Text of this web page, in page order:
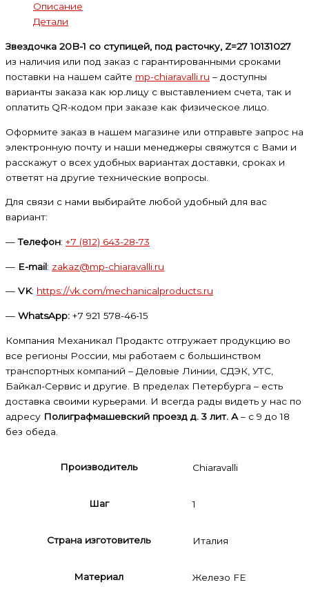
Описание
Детали
Звездочка 20B-1 со ступицей, под расточку, Z=27 10131027
из наличия или под заказ с гарантированными сроками
поставки на нашем сайте mp-chiaravalli.ru – доступны
варианты заказа как юр.лицу с выставлением счета, так и
оплатить QR-кодом при заказе как физическое лицо.
Оформите заказ в нашем магазине или отправьте запрос на
электронную почту и наши менеджеры свяжутся с Вами и
расскажут о всех удобных вариантах доставки, сроках и
ответят на другие технические вопросы.
Для связи с нами выбирайте любой удобный для вас
вариант:
—Телефон: +7 (812) 643-28-73
— E-mail: zakaz@mp-chiaravalli.ru
— VK: https://vk.com/mechanicalproducts.ru
— WhatsApp: +7 921 578-46-15
Компания Механикал Продактс отгружает продукцию во
все регионы России, мы работаем с большинством
транспортных компаний – Деловые Линии, СДЭК, УТС,
Байкал-Сервис и другие. В пределах Петербурга – есть
доставка своими курьерами. И всегда рады видеть у нас по
адресу Полиграфмашевский проезд д. 3 лит. А – с 9 до 18
без обеда.
Производитель Chiaravalli
Шаг 1
Страна изготовитель Италия
Материал Железо FE